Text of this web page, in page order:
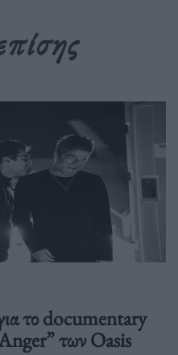
το documentary
των Oasis